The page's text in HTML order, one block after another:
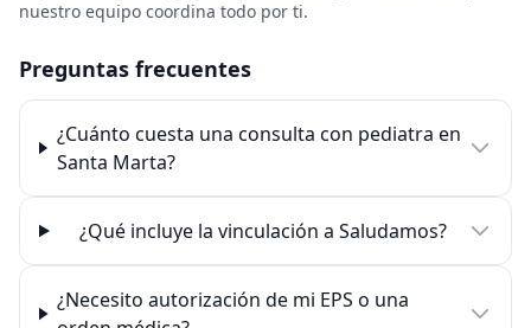
nuestro equipo coordina todo por ti.
Preguntas frecuentes
¿Cuánto cuesta una consulta con pediatra en
Santa Marta?
¿Qué incluye la vinculación a Saludamos?
¿Necesito autorización de mi EPS o una